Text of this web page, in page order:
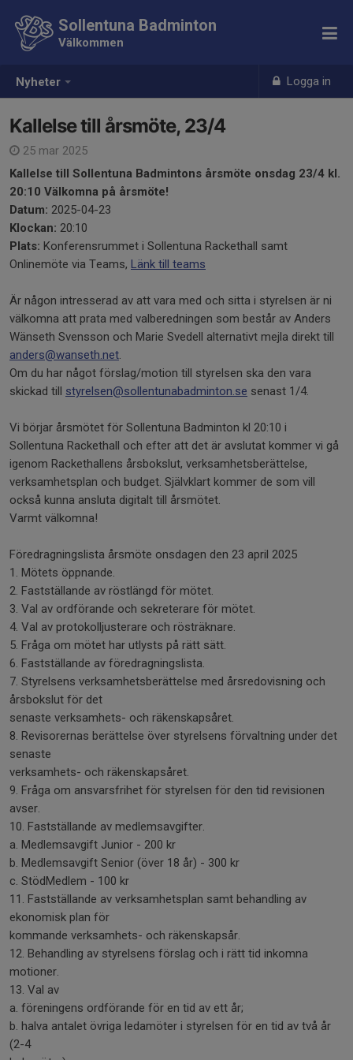
Nyheter Logga in
Sollentuna Badminton
Välkommen
Kallelse till årsmöte, 23/4
25 mar 2025
Kallelse till Sollentuna Badmintons årsmöte onsdag 23/4 kl.
20:10 Välkomna på årsmöte!
Datum: 2025-04-23
Klockan: 20:10
Plats: Konferensrummet i Sollentuna Rackethall samt
Onlinemöte via Teams, Länk till teams
Är någon intresserad av att vara med och sitta i styrelsen är ni
välkomna att prata med valberedningen som består av Anders
Wänseth Svensson och Marie Svedell alternativt mejla direkt till
anders@wanseth.net.
Om du har något förslag/motion till styrelsen ska den vara
skickad till styrelsen@sollentunabadminton.se senast 1/4.
Vi börjar årsmötet för Sollentuna Badminton kl 20:10 i
Sollentuna Rackethall och efter att det är avslutat kommer vi gå
igenom Rackethallens årsbokslut, verksamhetsberättelse,
verksamhetsplan och budget. Självklart kommer de som vill
också kunna ansluta digitalt till årsmötet.
Varmt välkomna!
Föredragningslista årsmöte onsdagen den 23 april 2025
1. Mötets öppnande.
2. Fastställande av röstlängd för mötet.
3. Val av ordförande och sekreterare för mötet.
4. Val av protokolljusterare och rösträknare.
5. Fråga om mötet har utlysts på rätt sätt.
6. Fastställande av föredragningslista.
7. Styrelsens verksamhetsberättelse med årsredovisning och
årsbokslut för det
senaste verksamhets- och räkenskapsåret.
8. Revisorernas berättelse över styrelsens förvaltning under det
senaste
verksamhets- och räkenskapsåret.
9. Fråga om ansvarsfrihet för styrelsen för den tid revisionen
avser.
10. Fastställande av medlemsavgifter.
a. Medlemsavgift Junior - 200 kr
b. Medlemsavgift Senior (över 18 år) - 300 kr
c. StödMedlem - 100 kr
11. Fastställande av verksamhetsplan samt behandling av
ekonomisk plan för
kommande verksamhets- och räkenskapsår.
12. Behandling av styrelsens förslag och i rätt tid inkomna
motioner.
13. Val av
a. föreningens ordförande för en tid av ett år;
b. halva antalet övriga ledamöter i styrelsen för en tid av två år
(2-4